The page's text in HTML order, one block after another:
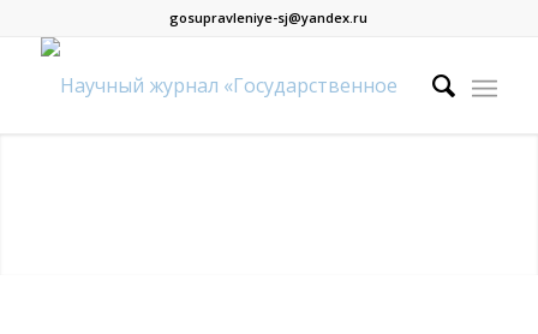
gosupravleniye-sj@yandex.ru